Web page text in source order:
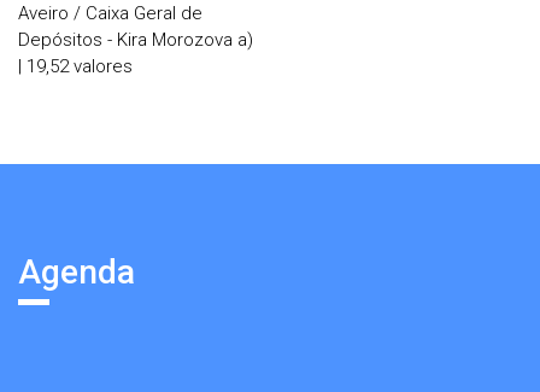
Aveiro / Caixa Geral de
Depósitos - Kira Morozova a)
| 19,52 valores
Agenda